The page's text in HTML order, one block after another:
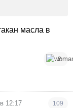
масла в
2
12:17 109